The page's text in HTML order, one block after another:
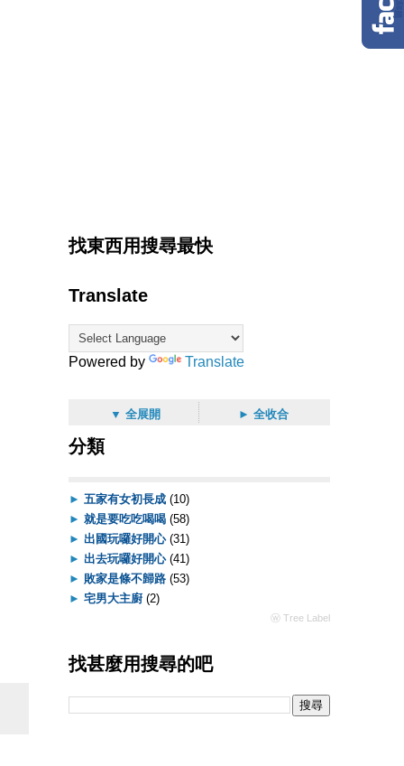
找東西用搜尋最快
Translate
Powered by Translate
▼ 全展開 ► 全收合
分類
► 五家有女初長成 (10)
► 就是要吃吃喝喝 (58)
► 出國玩囉好開心 (31)
► 出去玩囉好開心 (41)
► 敗家是條不歸路 (53)
► 宅男大主廚 (2)
ⓦ Tree Label
找甚麼用搜尋的吧